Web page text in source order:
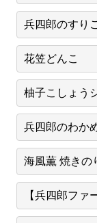
兵四郎のすり
花笠どんこ
柚子こしょう
兵四郎のわか
海風薫 焼きの
【兵四郎ファ